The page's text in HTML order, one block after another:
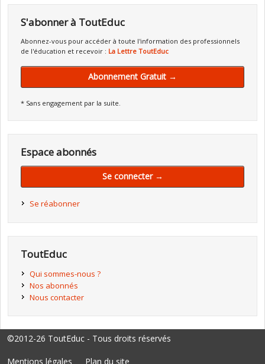
S'abonner à ToutEduc
Abonnez-vous pour accéder à toute l'information des professionnels
de l'éducation et recevoir : La Lettre ToutEduc
Abonnement Gratuit →
* Sans engagement par la suite.
Espace abonnés
Se connecter →
Se réabonner
ToutEduc
Qui sommes-nous ?
Nos abonnés
Nous contacter
©2012-26 ToutEduc - Tous droits réservés
Mentions légales Plan du site